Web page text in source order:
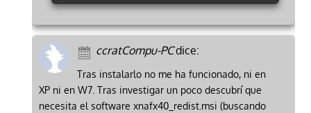
ccratCompu-PCdice:
Tras instalarlo no me ha funcionado, ni en
XP ni en W7. Tras investigar un poco descubrí que
necesita el software xnafx40_redist.msi (buscando